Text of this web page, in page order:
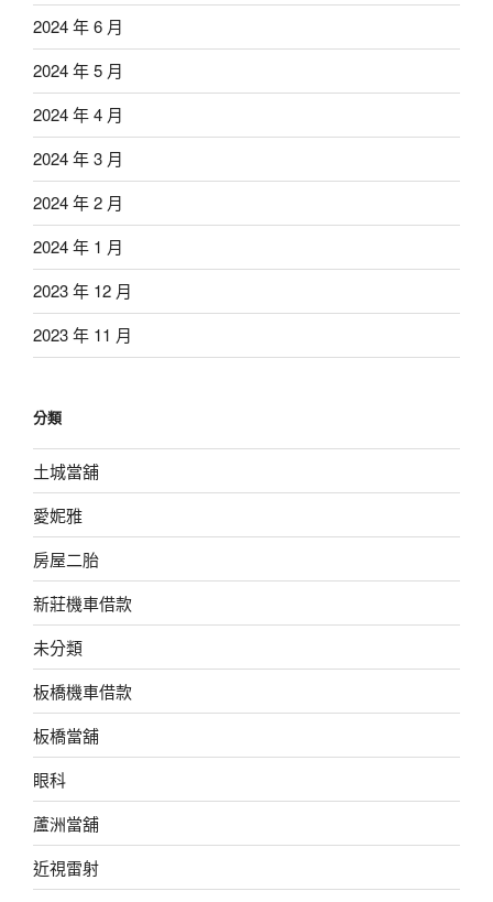
2024 年 6 月
2024 年 5 月
2024 年 4 月
2024 年 3 月
2024 年 2 月
2024 年 1 月
2023 年 12 月
2023 年 11 月
分類
土城當舖
愛妮雅
房屋二胎
新莊機車借款
未分類
板橋機車借款
板橋當舖
眼科
蘆洲當舖
近視雷射